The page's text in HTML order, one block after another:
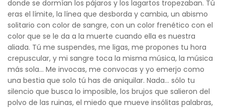
donde se dormían los pájaros y los lagartos tropezaban. Tú
eras el límite, la línea que desborda y cambia, un abismo
solitario con color de sangre, con un color frenético con el
color que se le da a la muerte cuando ella es nuestra
aliada. Tú me suspendes, me ligas, me propones tu hora
crepuscular, y mi sangre toca la misma música, la música
más sola… Me invocas, me convocas y yo emerjo como
una bestia que solo tú has de aniquilar. Nada… sólo tu
silencio que busca lo imposible, los brujos que salieron del
polvo de las ruinas, el miedo que mueve insólitas palabras,